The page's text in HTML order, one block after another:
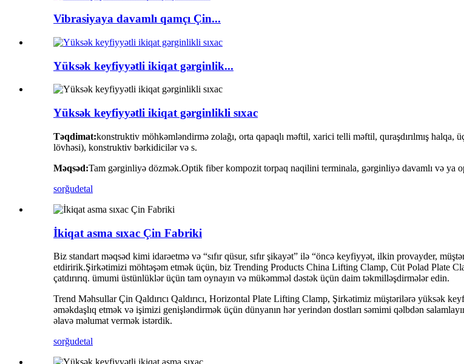
Vibrasiyaya davamlı qamçı Çin...
Yüksək keyfiyyətli ikiqat gərginlik...
Yüksək keyfiyyətli ikiqat gərginlikli sıxac
Təqdimat:konstruktiv möhkəmləndirmə zolağı, orta qapaqlı məftil, xarici telli məftil, quraşdırılmış
lövhəsi), konstruktiv bərkidicilər və s.
Məqsəd:Tam gərginliyə dözmək.Optik fiber kompozit torpaq naqilini terminala, gərginliyə davamlı və ya
sorğudetal
İkiqat asma sıxac Çin Fabriki
Biz standart məqsəd kimi idarəetmə və “sıfır qüsur, sıfır şikayət” ilə “öncə keyfiyyət, ilkin provayder,
etdiririk.Şirkətimizi möhtəşəm etmək üçün, biz Trending Products China Lifting Clamp, Cüt Polad Plate
çatdırırıq. ümumi üstünlüklər üçün tam oynayın və mükəmməl dəstək üçün daim təkmilləşdirmələr edin.
Trend Məhsullar Çin Qaldırıcı Qaldırıcı, Horizontal Plate Lifting Clamp, Şirkətimiz müştərilərə yüksək
əməkdaşlıq etmək və işimizi genişləndirmək üçün dünyanın hər yerindən dostları səmimi qəlbdən
əlavə məlumat vermək istərdik.
sorğudetal